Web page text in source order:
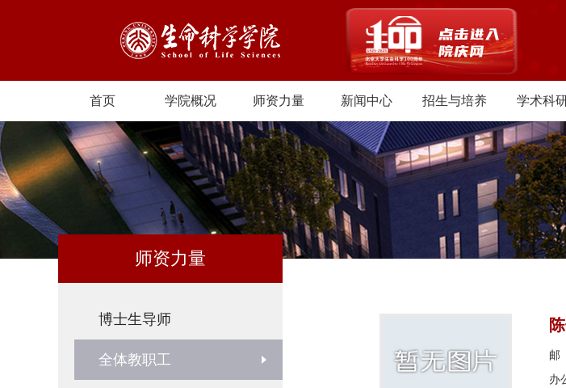
首页 学院概况 师资力量 新闻中心 招生与培养 学术科
师资力量
博士生导师
全体教职工
邮
办